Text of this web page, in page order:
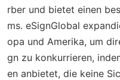
rber und bietet einen
ms. eSignGlobal
opa und Amerika, um
gn zu konkurrieren,
en anbietet, die keine